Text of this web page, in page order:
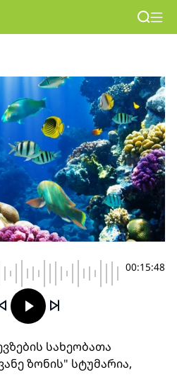
00:15:48
სახეობათა
ზონის" სტუმარია,